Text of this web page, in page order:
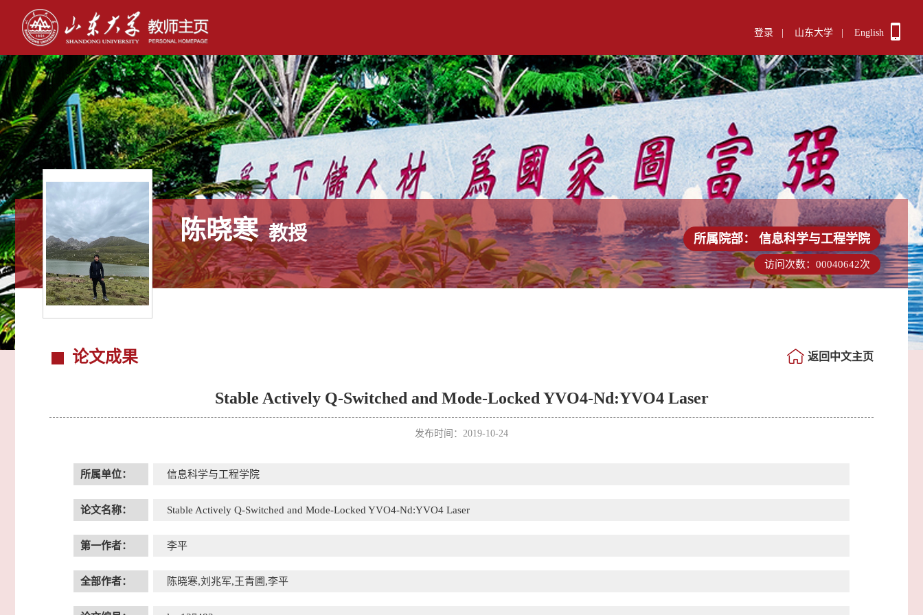
登录 山东大学 English
陈晓寒 教授 所属院部： 信息科学与工程学院
访问次数： 00040642次
论文成果 返回中文主页
Stable Actively Q-Switched and Mode-Locked YVO4-Nd:YVO4 Laser
发布时间：2019-10-24
所属单位： 信息科学与工程学院
论文名称： Stable Actively Q-Switched and Mode-Locked YVO4-Nd:YVO4 Laser
第一作者： 李平
全部作者： 陈晓寒,刘兆军,王青圃,李平